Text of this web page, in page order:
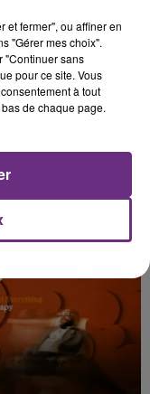
ELLIS BEXTOR
et fermer", ou affiner en
"Gérer mes choix".
"Continuer sans
pour ce site. Vous
à tout
de chaque page.